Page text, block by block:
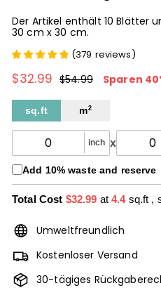
Der Artikel enthält 10 Blätter
30 cm x 30 cm.
(379 reviews)
$32.99 $32.99
Normaler
Preis
$54.99$54.99
Sonderpreis
Sparen
sq.ft m2
inch x
Add 10% waste and reserve
Total Cost $32.99 at 4.4 sq.ft ,
Umweltfreundlich
Kostenloser Versand
30-tägiges